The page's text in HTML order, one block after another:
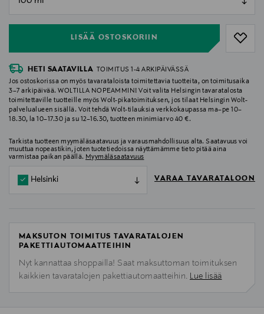
LISÄÄ OSTOSKORIIN
HETI SAATAVILLA TOIMITUS 1-4 ARKIPÄIVÄSSÄ
Jos ostoskorissa on myös tavarataloista toimitettavia tuotteita, on toimitusaika
3–7 arkipäivää. WOLTILLA NOPEAMMIN! Voit valita Helsingin tavaratalosta
toimitettaville tuotteille myös Wolt-pikatoimituksen, jos tilaat Helsingin Wolt-
palvelualueen sisällä. Voit tehdä Wolt-tilauksia verkkokaupassa ma–pe 10–
18.30, la 10–17.30 ja su 12–16.30, tuotteen minimiarvo 40 €.
Tarkista tuotteen myymäläsaatavuus ja varausmahdollisuus alta. Saatavuus voi
muuttua nopeastikin, joten tuotetiedoissa näyttämämme tieto pitää aina
varmistaa paikan päällä. Myymäläsaatavuus
Helsinki VARAA TAVARATALOON
MAKSUTON TOIMITUS TAVARATALOJEN
PAKETTIAUTOMAATTEIHIN
Nyt kannattaa shoppailla! Saat maksuttoman toimituksen
kaikkien tavaratalojen pakettiautomaatteihin. Lue lisää